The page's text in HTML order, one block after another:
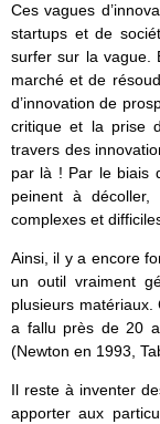
Ces vagues
startups et de
surfer sur la vague.
marché et de
d’innovation de
critique et la prise
travers des
par là ! Par le biais
peinent à
complexes et
Ainsi, il y a encore
un outil vraiment
plusieurs matériaux.
a fallu près de 20
(Newton en 1993,
Il reste à inventer
apporter aux